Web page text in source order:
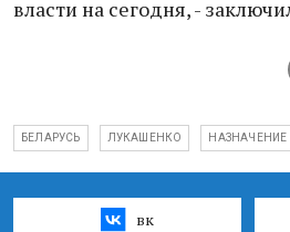
власти на сегодня, -
БЕЛАРУСЬ ЛУКАШЕНКО НАЗНАЧЕНИЕ
вк